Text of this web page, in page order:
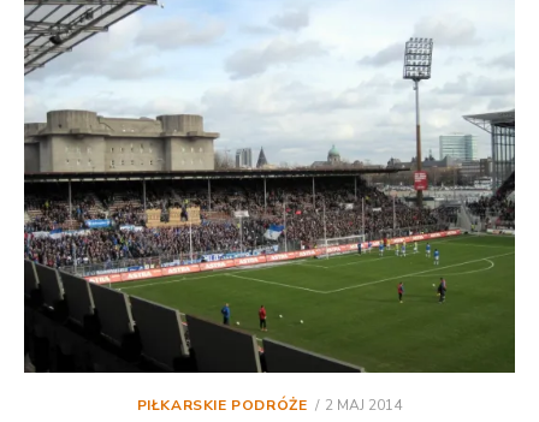
PIŁKARSKIE PODRÓŻE
POSTED
2 MAJ 2014